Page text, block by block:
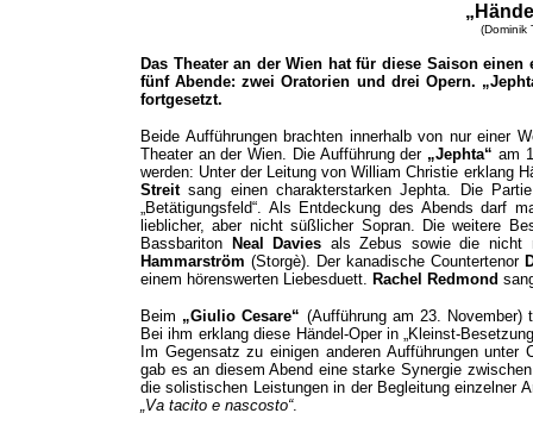
(Dominik
Das Theater an der Wien hat für diese Saison
fünf Abende: zwei Oratorien und drei Opern.
fortgesetzt.
Beide Aufführungen brachten innerhalb von nur einer
Theater an der Wien. Die Aufführung der „Jephta“ am
werden: Unter der Leitung von William Christie erklang
Streitsang einen charakterstarken Jephta. Die
„Betätigungsfeld“. Als Entdeckung des Abends darf
lieblicher, aber nicht süßlicher Sopran. Die weitere
Bassbariton
Neal Davies als Zebus sowie die nicht
Hammarström (Storgè). Der kanadische Countertenor
einem hörenswerten Liebesduett. Rachel Redmond
Beim „Giulio Cesare“ (Aufführung am 23. November)
Bei ihm erklang diese Händel-Oper in „Kleinst-
Im Gegensatz zu einigen anderen Aufführungen
gab es an diesem Abend eine starke Synergie
die solistischen Leistungen in der Begleitung einzelner
„Va tacito e nascosto“.